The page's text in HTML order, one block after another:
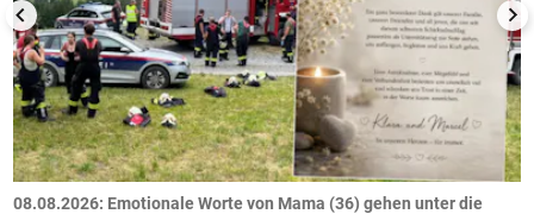
08.08.2026: Emotionale Worte von Mama (36) gehen unter die